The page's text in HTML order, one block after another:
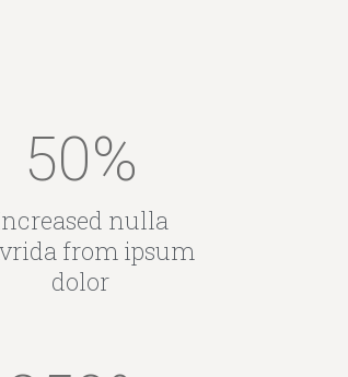
50%
nulla
from ipsum
dolor